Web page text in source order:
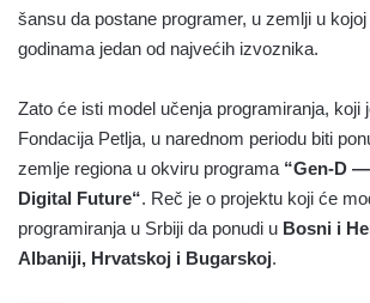
šansu da postane programer, u zemlji u
godinama jedan od najvećih izvoznika.
Zato će isti model učenja programiranja, koji
Fondacija Petlja, u narednom periodu biti
zemlje regiona u okviru programa “Gen-D
Digital Future“. Reč je o projektu koji će
programiranja u Srbiji da ponudi u Bosni i
Albaniji, Hrvatskoj i Bugarskoj.